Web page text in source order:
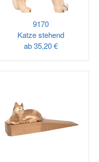
9170
Katze stehend
ab35,20 €